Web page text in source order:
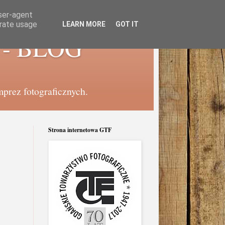
- BLOG
fotograficznych.
Strona internetowa GTF
agent
usage
LEARN MORE GOT IT